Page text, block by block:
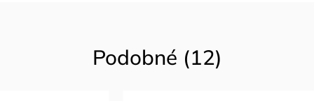
Podobné (12)